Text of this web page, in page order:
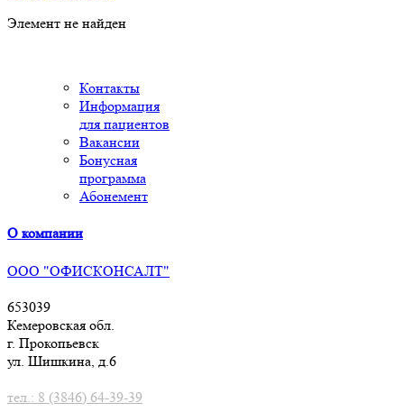
Элемент не найден
Контакты
Информация
для пациентов
Вакансии
Бонусная
программа
Абонемент
О компании
ООО "ОФИСКОНСАЛТ"
653039
Кемеровская обл.
г. Прокопьевск
ул. Шишкина, д.6
тел.: 8 (3846) 64-39-39